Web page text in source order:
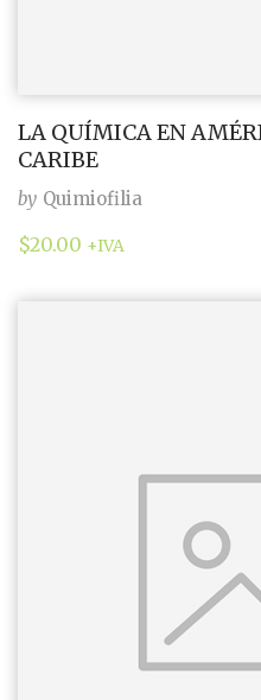
LA QUÍMICA EN
CARIBE
by Quimiofilia
$20.00 +IVA